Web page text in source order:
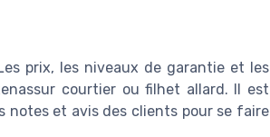
prix, les niveaux de garantie et les
courtier ou filhet allard. Il est
notes et avis des clients pour se faire